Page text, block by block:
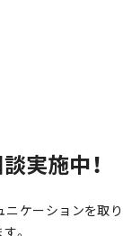
実施中！
ケーションを取
。